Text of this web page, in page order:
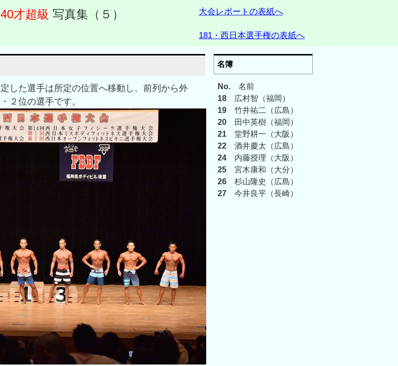
才超級 写真集（５） 大会レポートの表紙へ
181・西日本選手権の表紙へ
した選手は所定の位置へ移動し、前列から外
２位の選手です。
名簿
No. 名前
18 広村智（福岡）
19 竹井祐二（広島）
20 田中英樹（福岡）
21 堂野耕一（大阪）
22 酒井慶太（広島）
24 内藤授理（大阪）
25 宮木康和（大分）
26 杉山隆史（広島）
27 今井良平（長崎）